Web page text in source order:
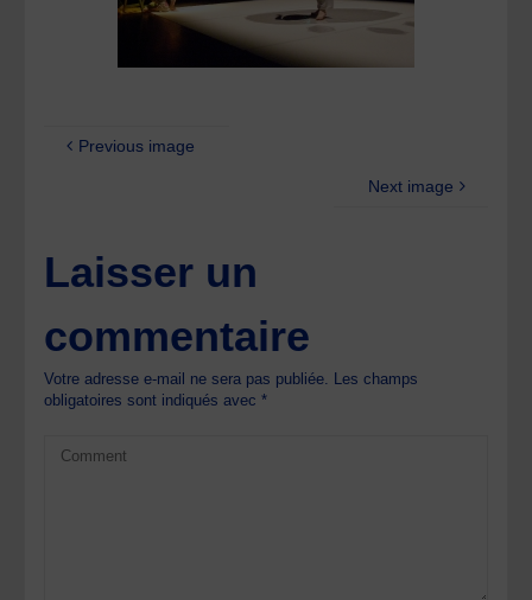
Previous image
Next image
Laisser un
commentaire
Votre adresse e-mail ne sera pas publiée. Les champs
obligatoires sont indiqués avec*